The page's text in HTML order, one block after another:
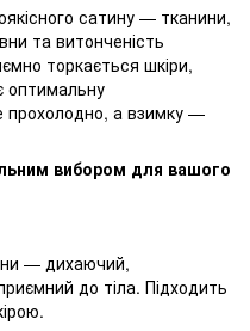
сатину — тканини,
та витонченість
торкається шкіри,
оптимальну
прохолодно, а взимку —
вибором для вашого
— дихаючий,
до тіла. Підходить